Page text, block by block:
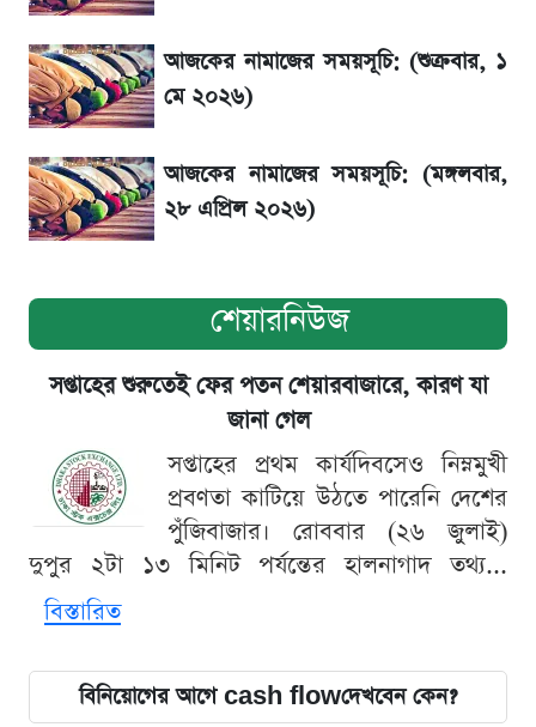
আজকের নামাজের সময়সূচি: (শুক্রবার, ১
মে ২০২৬)
আজকের নামাজের সময়সূচি: (মঙ্গলবার,
২৮ এপ্রিল ২০২৬)
শেয়ারনিউজ
সপ্তাহের শুরুতেই ফের পতন শেয়ারবাজারে, কারণ যা
জানা গেল
সপ্তাহের প্রথম কার্যদিবসেও নিম্নমুখী
প্রবণতা কাটিয়ে উঠতে পারেনি দেশের
পুঁজিবাজার। রোববার (২৬ জুলাই)
দুপুর ২টা ১৩ মিনিট পর্যন্তের হালনাগাদ তথ্য...
বিস্তারিত
বিনিয়োগের আগে cash flowদেখবেন কেন?